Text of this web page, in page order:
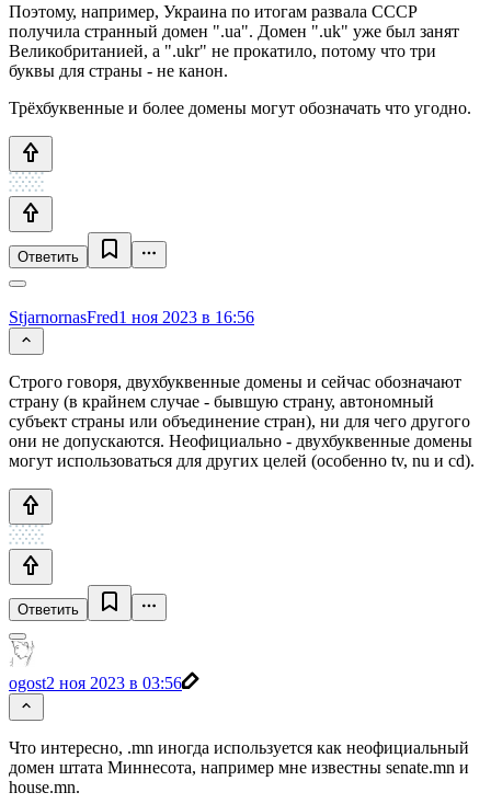
Поэтому, например, Украина по итогам развала СССР
получила странный домен ".ua". Домен ".uk" уже был занят
Великобританией, а ".ukr" не прокатило, потому что три
буквы для страны - не канон.
Трёхбуквенные и более домены могут обозначать что угодно.
Ответить
StjarnornasFred1 ноя 2023 в 16:56
Строго говоря, двухбуквенные домены и сейчас обозначают
страну (в крайнем случае - бывшую страну, автономный
субъект страны или объединение стран), ни для чего другого
они не допускаются. Неофициально - двухбуквенные домены
могут использоваться для других целей (особенно tv, nu и cd).
Ответить
ogost2 ноя 2023 в 03:56
Что интересно, .mn иногда используется как неофициальный
домен штата Миннесота, например мне известны senate.mn и
house.mn.